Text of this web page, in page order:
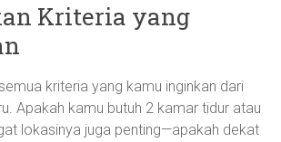
Kriteria yang
kriteria yang kamu inginkan dari
Apakah kamu butuh 2 kamar tidur atau
lokasinya juga penting—apakah dekat